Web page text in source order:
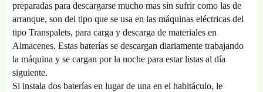
preparadas para descargarse mucho mas sin sufrir como las de
arranque, son del tipo que se usa en las máquinas eléctricas del
tipo Transpalets, para carga y descarga de materiales en
Almacenes. Estas baterías se descargan diariamente trabajando
la máquina y se cargan por la noche para estar listas al día
siguiente.
Si instala dos baterías en lugar de una en el habitáculo, le